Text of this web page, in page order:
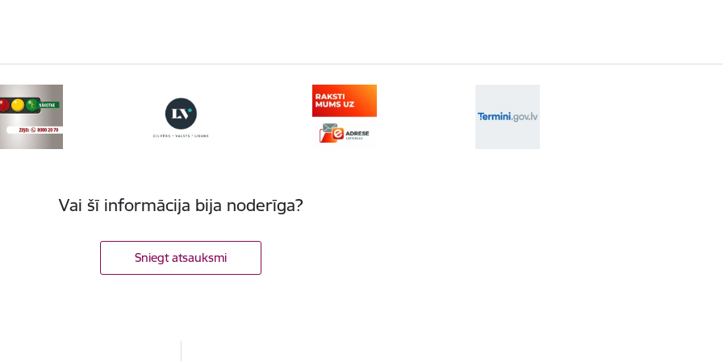
Vai šī informācija bija noderīga?
Sniegt atsauksmi